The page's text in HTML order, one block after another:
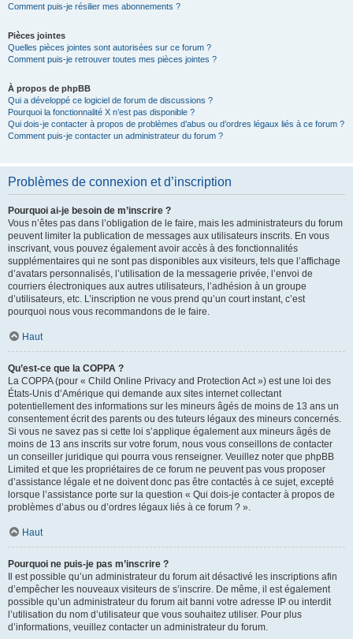
Comment puis-je résilier mes abonnements ?
Pièces jointes
Quelles pièces jointes sont autorisées sur ce forum ?
Comment puis-je retrouver toutes mes pièces jointes ?
À propos de phpBB
Qui a développé ce logiciel de forum de discussions ?
Pourquoi la fonctionnalité X n’est pas disponible ?
Qui dois-je contacter à propos de problèmes d’abus ou d’ordres légaux liés à ce forum ?
Comment puis-je contacter un administrateur du forum ?
Problèmes de connexion et d’inscription
Pourquoi ai-je besoin de m’inscrire ?
Vous n’êtes pas dans l’obligation de le faire, mais les administrateurs du forum
peuvent limiter la publication de messages aux utilisateurs inscrits. En vous
inscrivant, vous pouvez également avoir accès à des fonctionnalités
supplémentaires qui ne sont pas disponibles aux visiteurs, tels que l’affichage
d’avatars personnalisés, l’utilisation de la messagerie privée, l’envoi de
courriers électroniques aux autres utilisateurs, l’adhésion à un groupe
d’utilisateurs, etc. L’inscription ne vous prend qu’un court instant, c’est
pourquoi nous vous recommandons de le faire.
Haut
Qu’est-ce que la COPPA ?
La COPPA (pour « Child Online Privacy and Protection Act ») est une loi des
États-Unis d’Amérique qui demande aux sites internet collectant
potentiellement des informations sur les mineurs âgés de moins de 13 ans un
consentement écrit des parents ou des tuteurs légaux des mineurs concernés.
Si vous ne savez pas si cette loi s’applique également aux mineurs âgés de
moins de 13 ans inscrits sur votre forum, nous vous conseillons de contacter
un conseiller juridique qui pourra vous renseigner. Veuillez noter que phpBB
Limited et que les propriétaires de ce forum ne peuvent pas vous proposer
d’assistance légale et ne doivent donc pas être contactés à ce sujet, excepté
lorsque l’assistance porte sur la question « Qui dois-je contacter à propos de
problèmes d’abus ou d’ordres légaux liés à ce forum ? ».
Haut
Pourquoi ne puis-je pas m’inscrire ?
Il est possible qu’un administrateur du forum ait désactivé les inscriptions afin
d’empêcher les nouveaux visiteurs de s’inscrire. De même, il est également
possible qu’un administrateur du forum ait banni votre adresse IP ou interdit
l’utilisation du nom d’utilisateur que vous souhaitez utiliser. Pour plus
d’informations, veuillez contacter un administrateur du forum.